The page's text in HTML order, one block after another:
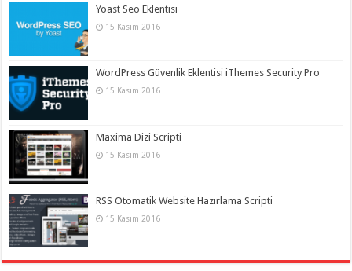
Yoast Seo Eklentisi
15 Kasım 2016
WordPress Güvenlik Eklentisi iThemes Security Pro
15 Kasım 2016
Maxima Dizi Scripti
15 Kasım 2016
RSS Otomatik Website Hazırlama Scripti
15 Kasım 2016